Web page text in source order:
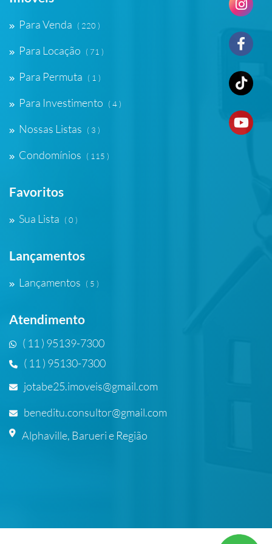
Para Venda ( 220 )
Para Locação ( 71 )
Para Permuta ( 1 )
Para Investimento ( 4 )
Nossas Listas ( 3 )
Condomínios ( 115 )
Favoritos
Sua Lista ( 0 )
Lançamentos
Lançamentos ( 5 )
Atendimento
( 11 ) 95139-7300
( 11 ) 95130-7300
jotabe25.imoveis@gmail.com
beneditu.consultor@gmail.com
Alphaville, Barueri e Região